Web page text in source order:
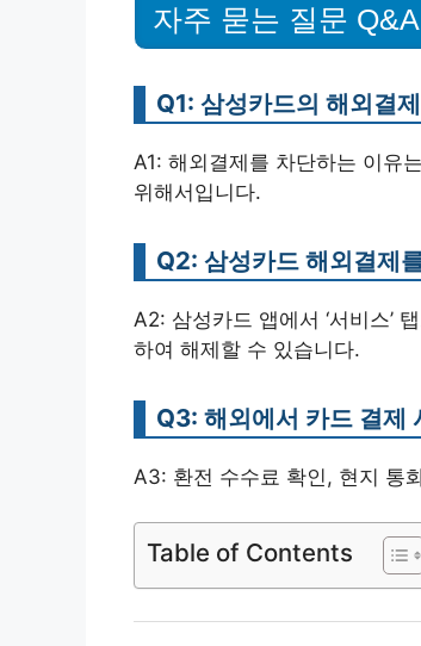
자주 묻는 질문 Q&A
Q1: 삼성카드의 해외결
A1: 해외결제를 차단하는 이유
위해서입니다.
Q2: 삼성카드 해외결제
A2: 삼성카드 앱에서 ‘서비스’
하여 해제할 수 있습니다.
Q3: 해외에서 카드 결제
A3: 환전 수수료 확인, 현지 통
Table of Contents